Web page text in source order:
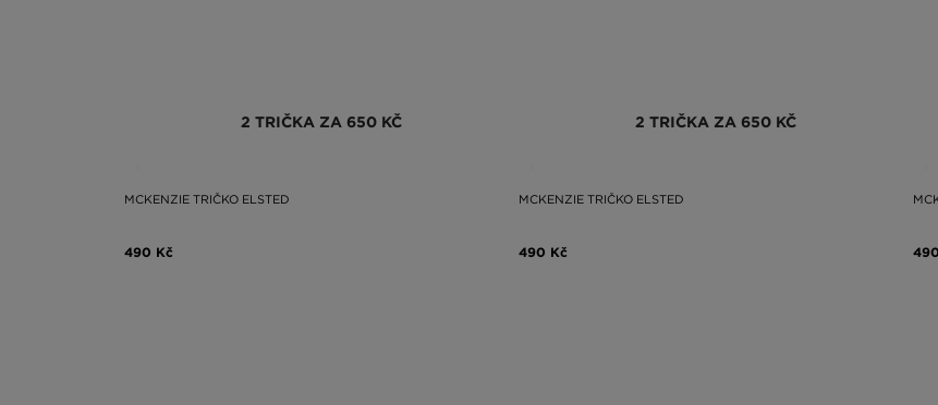
2 TRIČKA ZA 650 KČ
MCKENZIE TRIČKO ELSTED
490 Kč
2 TRIČKA ZA 650 KČ
MCKENZIE TRIČKO ELSTED
490 Kč